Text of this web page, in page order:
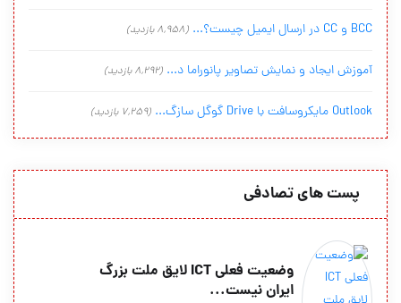
BCC و CC در ارسال ایمیل چیست؟... (8,958 بازدید)
آموزش ایجاد و نمایش تصاویر پانوراما د... (8,292 بازدید)
Outlook مایکروسافت با Drive گوگل سازگ... (7,259 بازدید)
پست های تصادفی
وضعیت فعلی ICT لایق ملت بزرگ
ایران نیست...